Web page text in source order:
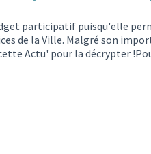
participatif puisqu'elle
de la Ville. Malgré son
Actu' pour la décrypter
pour cette 4e édition